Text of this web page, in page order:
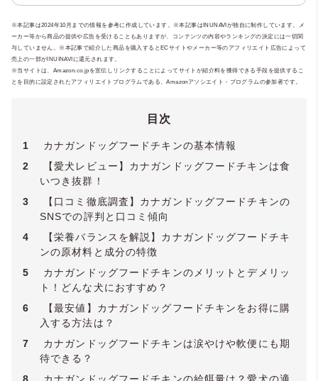
や、老犬介護に寄り添うオンラインサロン
「いぬのじかん 」を運営。ペットとの暮ら
しがより豊かになるような、経験を生かし
た正しい情報、一歩踏み込んだ内容の記事
をお届けします。保有資格：
ペットフード
危機管理士3級
※本記事は2024年10月までの情報を参考に作成しています。※本記事はINUNAVIが独自に制作しています。メ
ーカー等から商品の提供や広告を受けることもありますが、コンテンツの内容やランキングの決定には一切関
与していません。※本記事で紹介した商品を購入するとECサイトやメーカー等のアフィリエイト広告によって
売上の一部がINUINAVIに還元されます。
※当サイトは、Amazon.co.jpを宣伝しリンクすることによってサイトが紹介料を獲得できる手段を提供するこ
とを目的に設定されたアフィリエイトプログラムである、Amazonアソシエイト・プログラムの参加者です。
目次
1
カナガンドッグフードチキンの基本情報
2
【愛犬レビュー】カナガンドッグフードチキンは食
いつき抜群！
3
【口コミ徹底調査】カナガンドッグフードチキンの
SNSでの評判と口コミ傾向
4
【栄養バランスを解説】カナガンドッグフードチキ
ンの原材料と成分の特徴
5
カナガンドッグフードチキンのメリットとデメリッ
ト！どんな犬におすすめ？
6
【最安値】カナガンドッグフードチキンをお得に購
入する方法は？
7
カナガンドッグフードチキンは涙やけや軟便にも期
待できる？